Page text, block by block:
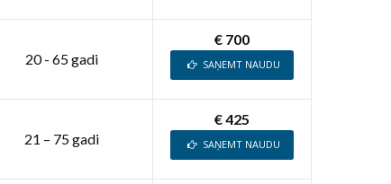
20 - 65 gadi
€ 700
SAŅEMT NAUDU
21 – 75 gadi
€ 425
SAŅEMT NAUDU